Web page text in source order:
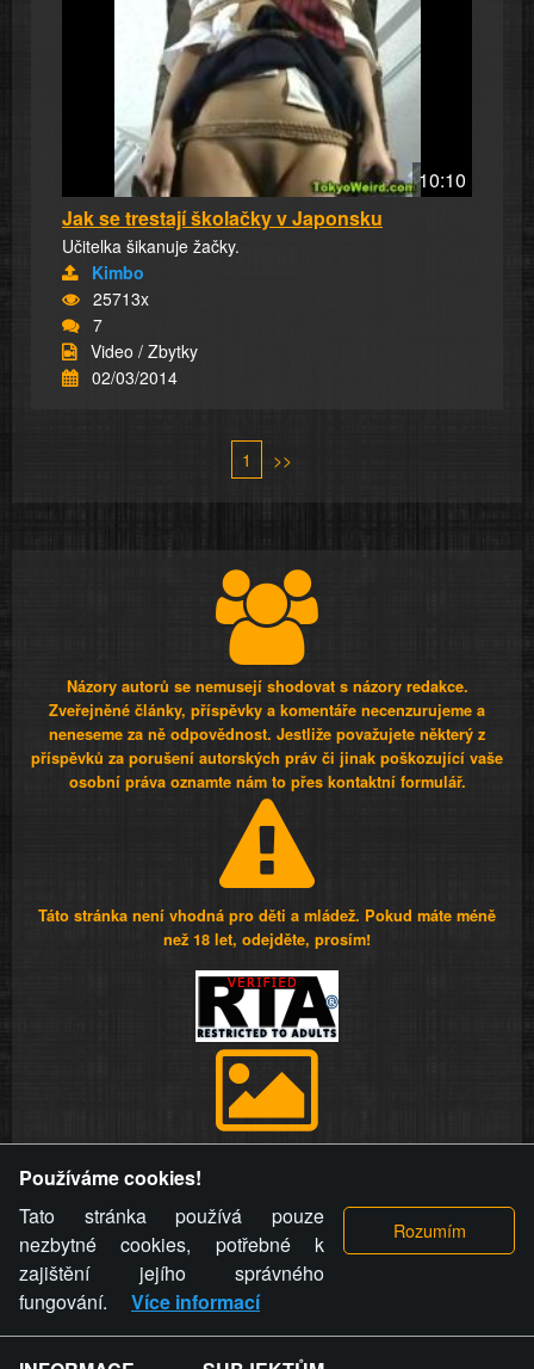
10:10
Jak se trestají školačky v Japonsku
Učitelka šikanuje žačky.
Kimbo
25713x
7
Video / Zbytky
02/03/2014
1 >>
Názory autorů se nemusejí shodovat s názory redakce.
Zveřejněné články, příspěvky a komentáře necenzurujeme a
neneseme za ně odpovědnost. Jestliže považujete některý z
příspěvků za porušení autorských práv či jinak poškozující vaše
osobní práva oznamte nám to přes kontaktní formulář.
Táto stránka není vhodná pro děti a mládež. Pokud máte méně
než 18 let, odejděte, prosím!
videa a komentáře. Osoba, které se toto opatření provozovatele
stránky týče, ani osoba, která umístila fotografii nebo video na
stránku, nemůže z důvodu odstranění fotografie, videa nebo
komentáře pro výše uvedenou okolnost uplatnit vůči
provozovateli stránky žádný nárok na náhradu škody nebo
nemajetkové újmy.
Používáme cookies!
Tato stránka používá pouze
nezbytné cookies, potřebné k
zajištění jejího správného
fungování.
Více informací